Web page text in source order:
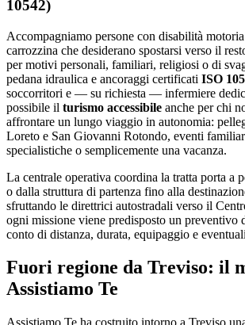
10542)
Accompagniamo persone con disabilità
carrozzina che desiderano spostarsi verso il
per motivi personali, familiari, religiosi o di
pedana idraulica e ancoraggi certificati ISO
soccorritori e — su richiesta — infermiere
possibile il turismo accessibile anche per chi
affrontare un lungo viaggio in autonomia:
Loreto e San Giovanni Rotondo, eventi
specialistiche o semplicemente una vacanza.
La centrale operativa coordina la tratta porta
o dalla struttura di partenza fino alla
sfruttando le direttrici autostradali verso il
ogni missione viene predisposto un preventivo
conto di distanza, durata, equipaggio e
Fuori regione da Treviso: il
Assistiamo Te